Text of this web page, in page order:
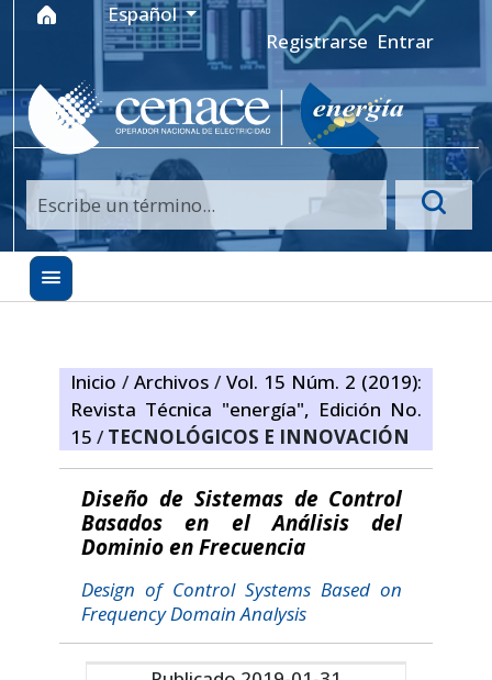
Ir al menú de navegación principal
Ir al contenido principal
Ir al pie de página del sitio
Idioma
Español
Registrarse Entrar
Inicio / Archivos / Vol. 15 Núm. 2 (2019):
Revista Técnica "energía", Edición No.
15 / TECNOLÓGICOS E INNOVACIÓN
Diseño de Sistemas de Control
Basados en el Análisis del
Dominio en Frecuencia
Design of Control Systems Based on
Frequency Domain Analysis